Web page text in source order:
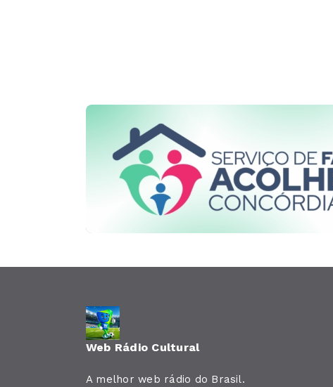
Web Rádio Cultural
A melhor web rádio do Brasil.